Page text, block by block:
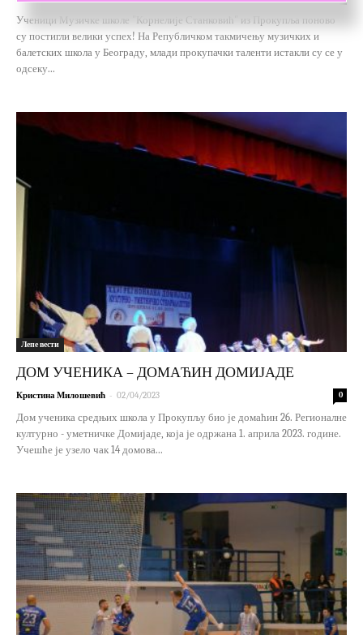
Ученици Музичке школе "Корнелије Станковић" из Прокупља поново
су постигли велики успех! На Републичком такмичењу музичких и
балетских школа у Београду, млади прокупачки таленти истакли су се у
одсеку...
Лепе вести
ДОМ УЧЕНИКА – ДОМАЋИН ДОМИЈАДЕ
Кристина Милошевић - 02/04/2023 0
Дом ученика средњих школа у Прокупљу био је домаћин 26. Регионалне
културно - уметничке Домијаде, која је одржана 1. априла 2023. године.
Учешће је узело чак 14 домова...